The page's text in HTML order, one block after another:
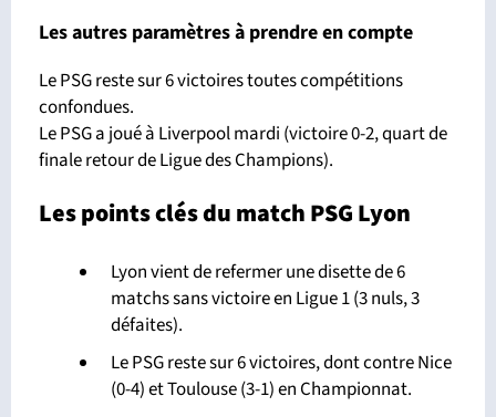
Les autres paramètres à prendre en compte
Le PSG reste sur 6 victoires toutes compétitions
confondues.
Le PSG a joué à Liverpool mardi (victoire 0-2, quart de
finale retour de Ligue des Champions).
Les points clés du match PSG Lyon
Lyon vient de refermer une disette de 6
matchs sans victoire en Ligue 1 (3 nuls, 3
défaites).
Le PSG reste sur 6 victoires, dont contre Nice
(0-4) et Toulouse (3-1) en Championnat.